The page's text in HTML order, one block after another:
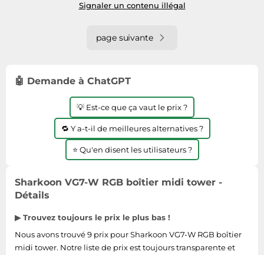
page suivante
Signaler un contenu illégal
🤖 Demande à ChatGPT
💡 Est-ce que ça vaut le prix ?
🔁 Y a-t-il de meilleures alternatives ?
⭐ Qu'en disent les utilisateurs ?
Sharkoon VG7-W RGB boîtier midi tower -
Détails
▶ Trouvez toujours le prix le plus bas !
Nous avons trouvé 9 prix pour Sharkoon VG7-W RGB boîtier
midi tower. Notre liste de prix est toujours transparente et